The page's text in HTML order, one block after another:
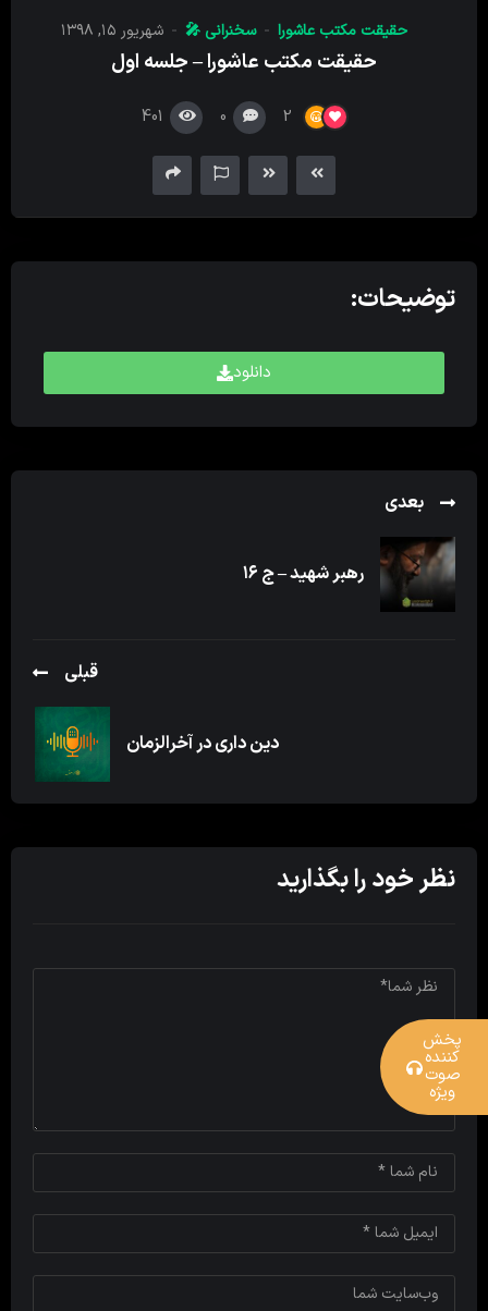
حقیقت مکتب عاشورا سخنرانی 🎤 شهریور ۱۵, ۱۳۹۸
حقیقت مکتب عاشورا – جلسه اول
2
0
401
توضیحات:
دانلود
بعدی
رهبر شهید – ج ۱۶
قبلی
دین داری در آخرالزمان
نظر خود را بگذارید
پخش
کننده
صوت
ویژه